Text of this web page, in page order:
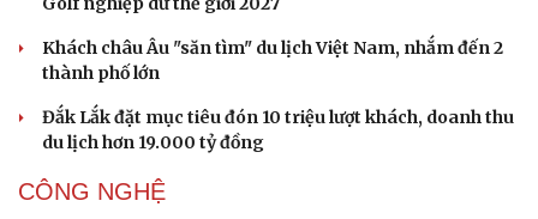
Đội K73 ở Tây Ninh đón Huân chương Bảo vệ Tổ quốc
hạng Ba
VĂN HÓA
đầu loạt bom tấn ngoại